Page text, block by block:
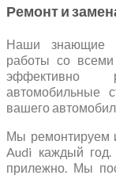
Ремонт и
Наши знающие
работы со
эффективно
автомобильные
вашего
Мы ремонтируем
Audi каждый
прилежно. Мы